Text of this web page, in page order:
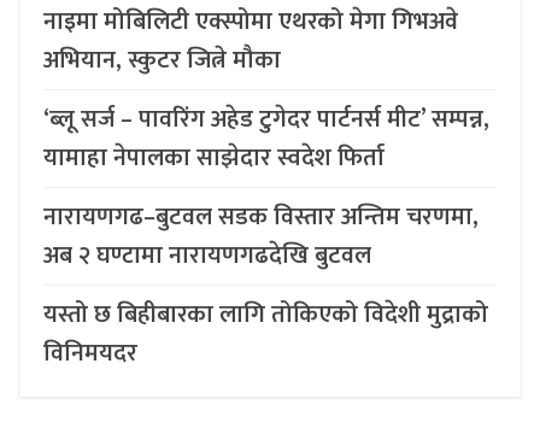
नाइमा मोबिलिटी एक्स्पोमा एथरको मेगा गिभअवे
अभियान, स्कुटर जित्ने मौका
‘ब्लू सर्ज – पावरिंग अहेड टुगेदर पार्टनर्स मीट’ सम्पन्न,
यामाहा नेपालका साझेदार स्वदेश फिर्ता
नारायणगढ–बुटवल सडक विस्तार अन्तिम चरणमा,
अब २ घण्टामा नारायणगढदेखि बुटवल
यस्तो छ बिहीबारका लागि तोकिएको विदेशी मुद्राको
विनिमयदर